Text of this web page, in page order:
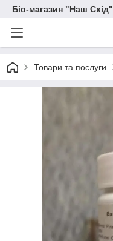
Біо-магазин "Наш Схід"
Товари та послуги